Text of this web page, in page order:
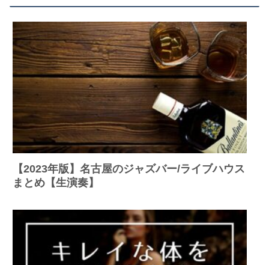
【2023年版】名古屋のジャズバー/ライブハウス
まとめ【生演奏】